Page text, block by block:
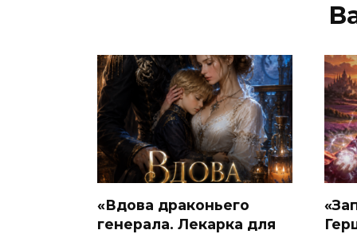
«Вдова драконьего
генерала. Лекарка для